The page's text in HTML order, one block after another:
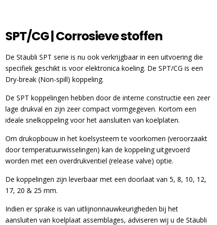
SPT/CG | Corrosieve stoffen
De Stäubli SPT serie is nu ook verkrijgbaar in een uitvoering die
specifiek geschikt is voor elektronica koeling. De SPT/CG is een
Dry-break (Non-spill) koppeling.
De SPT koppelingen hebben door de interne constructie een zeer
lage drukval en zijn zeer compact vormgegeven. Kortom een
ideale snelkoppeling voor het aansluiten van koelplaten.
Om drukopbouw in het koelsysteem te voorkomen (veroorzaakt
door temperatuurwisselingen) kan de koppeling uitgevoerd
worden met een overdrukventiel (release valve) optie.
De koppelingen zijn leverbaar met een doorlaat van 5, 8, 10, 12,
17, 20 & 25 mm.
Indien er sprake is van uitlijnonnauwkeurigheden bij het
aansluiten van koelplaat assemblages, adviseren wij u de Stäubli